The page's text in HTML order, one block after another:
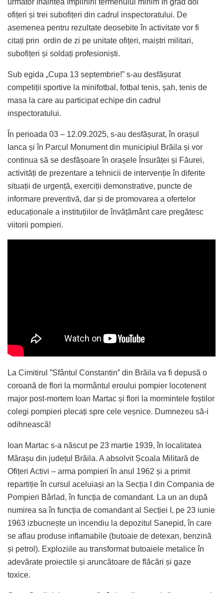
ofițeri și trei subofițeri din cadrul inspectoratului. De
asemenea pentru rezultate deosebite în activitate vor fi
citați prin ordin de zi pe unitate ofițeri, maiștri militari,
subofițeri și soldați profesioniști.
Sub egida „Cupa 13 septembrie!” s-au desfășurat
competiții sportive la minifotbal, fotbal tenis, șah, tenis de
masa la care au participat echipe din cadrul
inspectoratului.
În perioada 03 – 12.09.2025, s-au desfășurat, în orașul
Ianca și în Parcul Monument din municipiul Brăila și vor
continua să se desfășoare în orașele Însurăței și Făurei,
activități de prezentare a tehnicii de intervenție în diferite
situații de urgență, exerciții demonstrative, puncte de
informare preventivă, dar și de promovarea a ofertelor
educaționale a instituțiilor de învățământ care pregătesc
viitorii pompieri.
La Cimitirul ”Sfântul Constantin” din Brăila va fi depusă o
coroană de flori la mormântul eroului pompier locotenent
major post-mortem Ioan Martac și flori la mormintele foștilor
colegi pompieri plecați spre cele veșnice. Dumnezeu să-i
odihnească!
Ioan Martac s-a născut pe 23 martie 1939, în localitatea
Mărașu din județul Brăila. A absolvit Școala Militară de
Ofițeri Activi – arma pompieri în anul 1962 și a primit
repartiție în cursul aceluiași an la Secția I din Compania de
Pompieri Bârlad, în funcția de comandant. La un an după
numirea sa în funcția de comandant al Secției I, pe 23 iunie
1963 izbucnește un incendiu la depozitul Sanepid, în care
se aflau produse inflamabile (butoaie de detexan, benzină
și petrol). Exploziile au transformat butoaiele metalice în
adevărate proiectile și aruncătoare de flăcări și gaze
toxice.